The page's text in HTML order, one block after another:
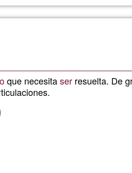
que necesitaser resuelta. De